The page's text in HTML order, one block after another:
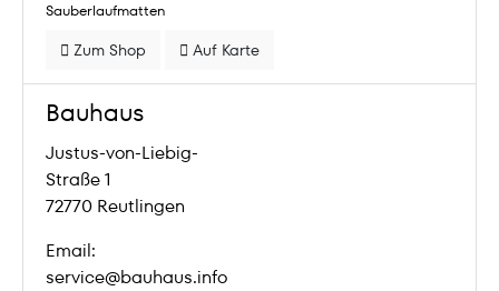
Sauberlaufmatten
Zum Shop Auf Karte
Bauhaus
Justus-von-Liebig-
Straße 1
72770 Reutlingen
Email:
service@bauhaus.info